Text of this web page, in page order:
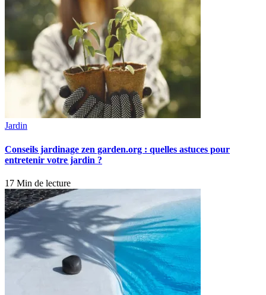
Jardin
Conseils jardinage zen garden.org : quelles astuces pour
entretenir votre jardin ?
17 Min de lecture